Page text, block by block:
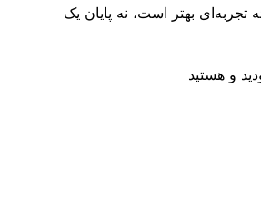
تجربه‌ای بهتر است، نه پایان یک
و هستید